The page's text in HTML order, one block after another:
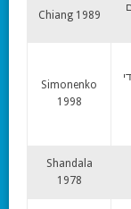
Chiang 1989
Simonenko
1998
Shandala
1978